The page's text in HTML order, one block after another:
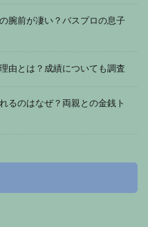
腕前が凄い？バスプロの息子
由とは？成績についても調査
るのはなぜ？両親との金銭ト